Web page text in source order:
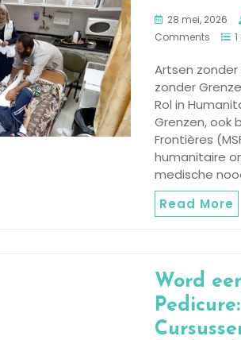
28 mei, 2026
Comments
Artsen zonder
zonder
Rol in
Grenzen, ook
Frontières
humanitaire
medische
Read More
Word